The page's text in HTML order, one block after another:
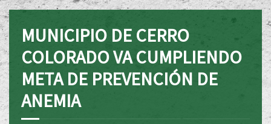
MUNICIPIO DE CERRO
COLORADO VA CUMPLIENDO
META DE PREVENCIÓN DE
ANEMIA